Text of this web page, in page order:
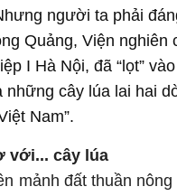
người ta phải
Quảng, Viện nghiên
I Hà Nội, đã “lọt”
những cây lúa lai hai
Nam”.
với... cây lúa
mảnh đất thuần